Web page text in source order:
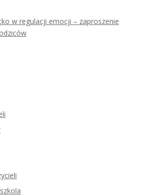
migowego
w regulacji emocji – zaproszenie